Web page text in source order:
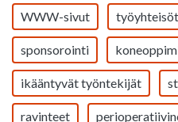
WWW-sivut
sponsorointi
ikääntyvät työntekijät
ravinteet